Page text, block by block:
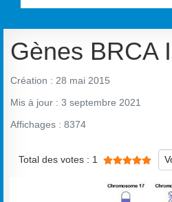
Gènes BRCA
Création : 28 mai 2015
Mis à jour : 3 septembre 2021
Affichages : 8374
Total des votes : 1
Veuillez